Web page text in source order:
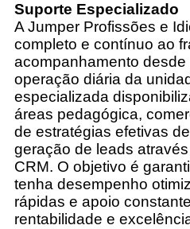
Suporte Especializado
A Jumper Profissões e
completo e contínuo ao
acompanhamento
operação diária da
especializada
áreas pedagógica,
de estratégias efetivas
geração de leads
CRM. O objetivo é
tenha desempenho
rápidas e apoio
rentabilidade e